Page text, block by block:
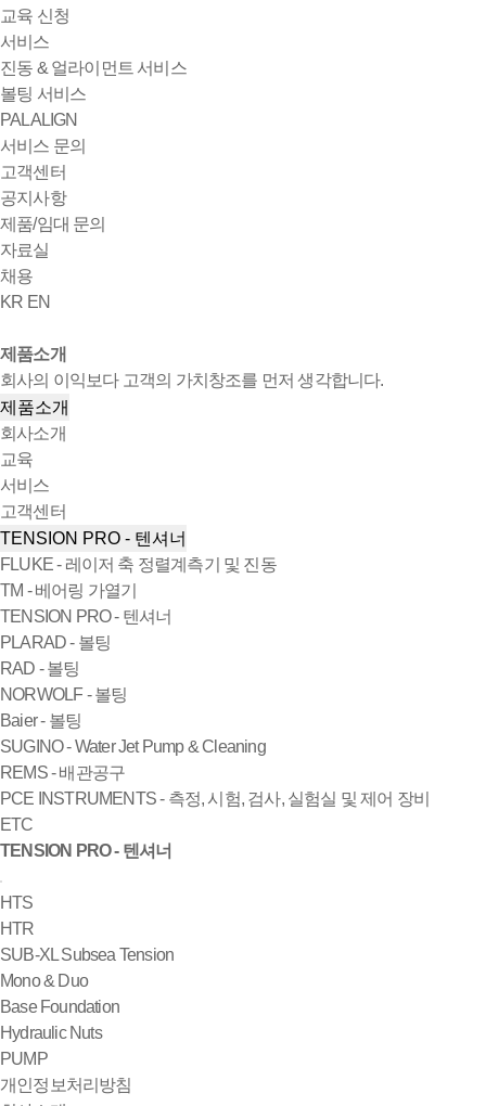
교육 신청
서비스
진동 & 얼라이먼트 서비스
볼팅 서비스
PALALIGN
서비스 문의
고객센터
공지사항
제품/임대 문의
자료실
채용
KR EN
제품소개
회사의 이익보다 고객의 가치창조를 먼저 생각합니다.
제품소개
회사소개
교육
서비스
고객센터
TENSION PRO - 텐셔너
FLUKE - 레이저 축 정렬계측기 및 진동
TM - 베어링 가열기
TENSION PRO - 텐셔너
PLARAD - 볼팅
RAD - 볼팅
NORWOLF - 볼팅
Baier - 볼팅
SUGINO - Water Jet Pump & Cleaning
REMS - 배관공구
PCE INSTRUMENTS - 측정, 시험, 검사, 실험실 및 제어 장비
ETC
TENSION PRO - 텐셔너
HTS
HTR
SUB-XL Subsea Tension
Mono & Duo
Base Foundation
Hydraulic Nuts
PUMP
개인정보처리방침